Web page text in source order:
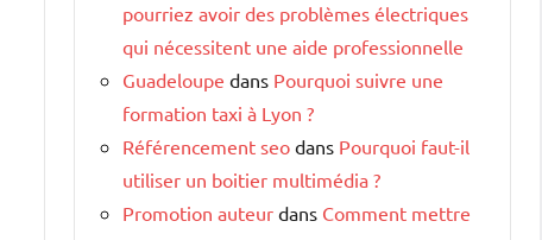
pourriez avoir des problèmes électriques
qui nécessitent une aide professionnelle
Guadeloupe dans Pourquoi suivre une
formation taxi à Lyon ?
Référencement seo dans Pourquoi faut-il
utiliser un boitier multimédia ?
Promotion auteur dans Comment mettre